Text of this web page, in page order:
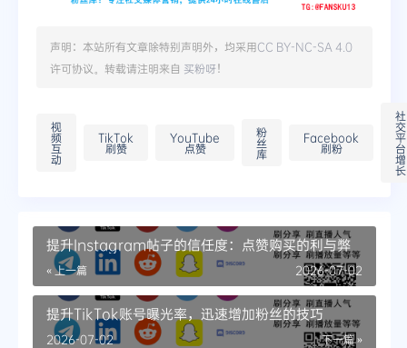
声明：本站所有文章除特别声明外，均采用CC BY-NC-SA 4.0
许可协议。转载请注明来自 买粉呀！
视
频
互
动
TikTok
刷赞
YouTube
点赞
粉
丝
库
Facebook
刷粉
社
交
平
台
增
长
提升Instagram帖子的信任度：点赞购买的利与弊
« 上一篇 2026-07-02
提升TikTok账号曝光率，迅速增加粉丝的技巧
下一篇 »
2026-07-02